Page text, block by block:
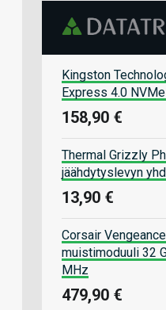
Kingston
Express 4.0
158,90 €
Thermal Grizzly
jäähdytyslevyn
13,90 €
Corsair
muistimoduuli 32
MHz
479,90 €